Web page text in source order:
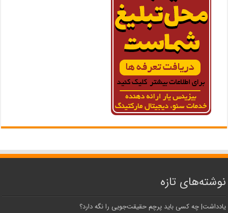
نوشته‌های تازه
یادداشت| ‌چه کسی باید پرچم حقیقت‌جویی را نگه دارد؟